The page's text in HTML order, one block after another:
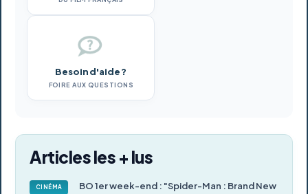
Besoin d'aide ?
FOIRE AUX QUESTIONS
Articles les + lus
CINÉMA
BO 1er week-end : "Spider-Man : Brand New